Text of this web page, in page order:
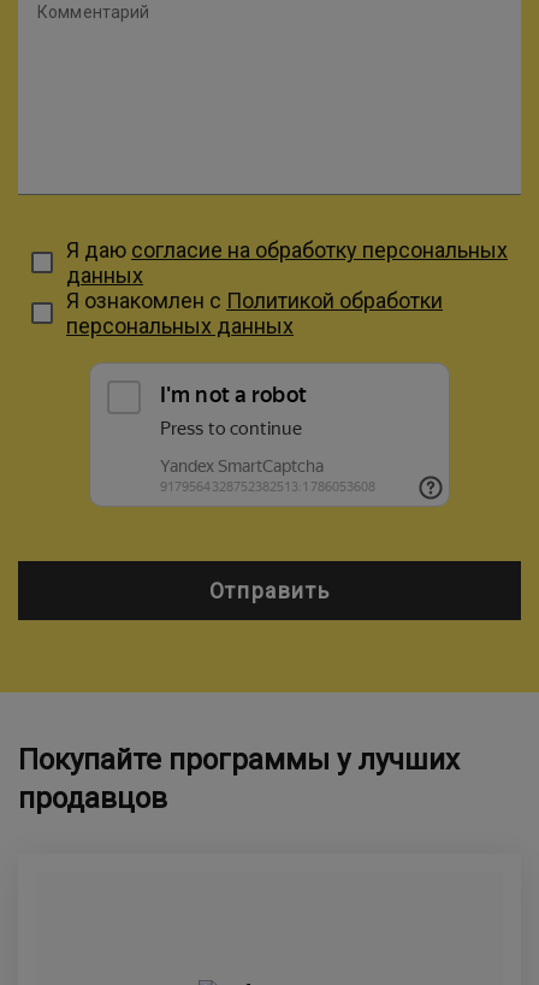
Комментарий
Я даю согласие на обработку персональных
данных
Я ознакомлен с Политикой обработки
персональных данных
Отправить
Покупайте программы у лучших
продавцов